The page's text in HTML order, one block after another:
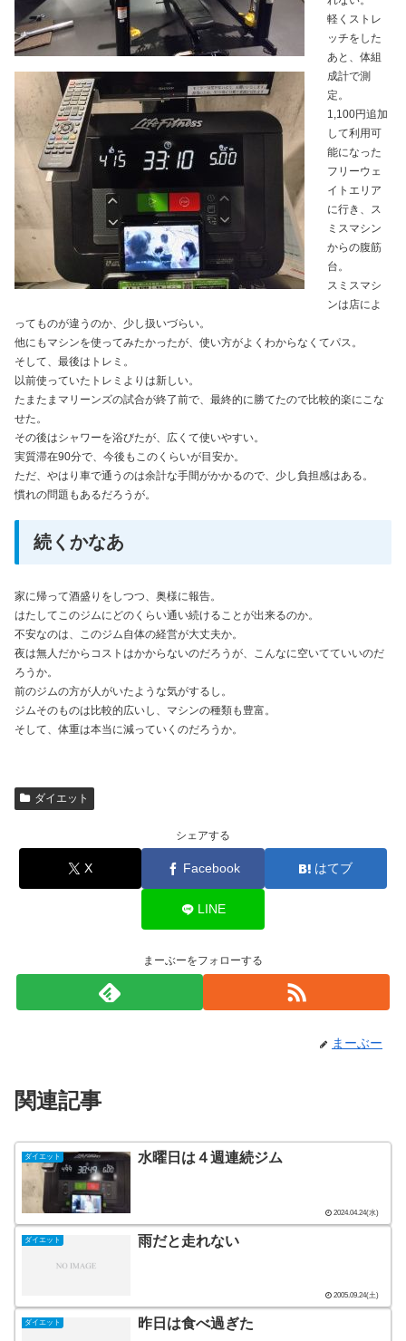
軽くストレ
ッチをした
あと、体組
成計で測
定。
1,100円追加
して利用可
能になった
フリーウェ
イトエリア
に行き、ス
ミスマシン
からの腹筋
台。
スミスマシ
ンは店によ
ってものが違うのか、少し扱いづらい。
他にもマシンを使ってみたかったが、使い方がよくわからなくてパス。
そして、最後はトレミ。
以前使っていたトレミよりは新しい。
たまたまマリーンズの試合が終了前で、最終的に勝てたので比較的楽にこな
せた。
その後はシャワーを浴びたが、広くて使いやすい。
実質滞在90分で、今後もこのくらいが目安か。
ただ、やはり車で通うのは余計な手間がかかるので、少し負担感はある。
慣れの問題もあるだろうが。
続くかなあ
家に帰って酒盛りをしつつ、奥様に報告。
はたしてこのジムにどのくらい通い続けることが出来るのか。
不安なのは、このジム自体の経営が大丈夫か。
夜は無人だからコストはかからないのだろうが、こんなに空いてていいのだ
ろうか。
前のジムの方が人がいたような気がするし。
ジムそのものは比較的広いし、マシンの種類も豊富。
そして、体重は本当に減っていくのだろうか。
ダイエット
シェアする
X Facebook はてブ
LINE
まーぶーをフォローする
まーぶー
関連記事
ダイエット 水曜日は４週連続ジム
2024.04.24(水)
ダイエット 雨だと走れない
2005.09.24(土)
ダイエット 昨日は食べ過ぎた